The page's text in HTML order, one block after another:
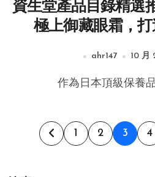
資生堂產品目錄精選
極上御藏眼霜，
ahr147 10 月
作為日本頂級保養
文
1 2 3 4